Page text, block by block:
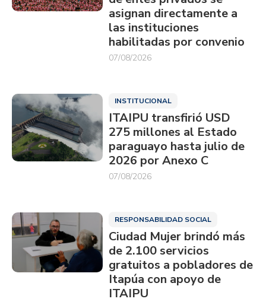
asignan directamente a
las instituciones
habilitadas por convenio
07/08/2026
INSTITUCIONAL
ITAIPU transfirió USD
275 millones al Estado
paraguayo hasta julio de
2026 por Anexo C
07/08/2026
RESPONSABILIDAD SOCIAL
Ciudad Mujer brindó más
de 2.100 servicios
gratuitos a pobladores de
Itapúa con apoyo de
ITAIPU